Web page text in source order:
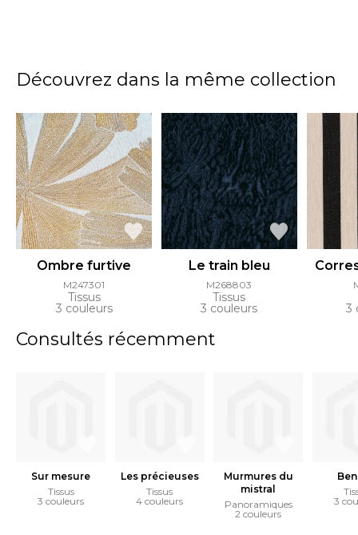
Découvrez dans la même collection
Ombre furtive
M247301
Tissus
3 couleurs
Le train bleu
M268803
Tissus
3 couleurs 3
Consultés récemment
Sur mesure
Tissus
3 couleurs
Les précieuses
Tissus
4 couleurs
Murmures du
mistral
Panoramiques
2 couleurs
3